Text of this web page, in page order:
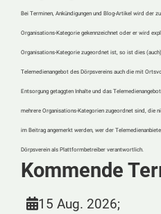
Bei Terminen, Ankündigungen und Blog-Artikel wird der
Organisations-Kategorie gekennzeichnet oder er wird
Organisations-Kategorie zugeordnet ist, so ist dies
Telemedienangebot des Dörpsvereins auch die mit
Entsorgung getaggten Inhalte und das
mehrere Organisations-Kategorien zugeordnet sind, die
im Beitrag angemerkt werden, wer der
Dörpsverein als Plattformbetreiber verantwortlich.
Kommende
15 Aug. 2026;